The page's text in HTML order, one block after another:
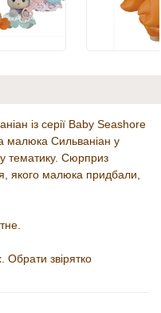
із серії Baby Seashore
малюка Сильваніан у
тематику. Сюрприз
якого малюка придбали,
Обрати звірятко